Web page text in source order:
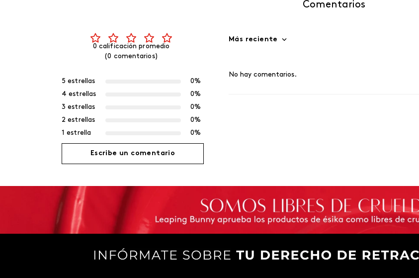
Comentarios
0 calificación promedio
(0 comentarios)
5 estrellas
0%
4 estrellas
0%
3 estrellas
0%
2 estrellas
0%
1 estrella
0%
Escribe un comentario
Agregar comentario
Título
Más reciente
No hay comentarios.